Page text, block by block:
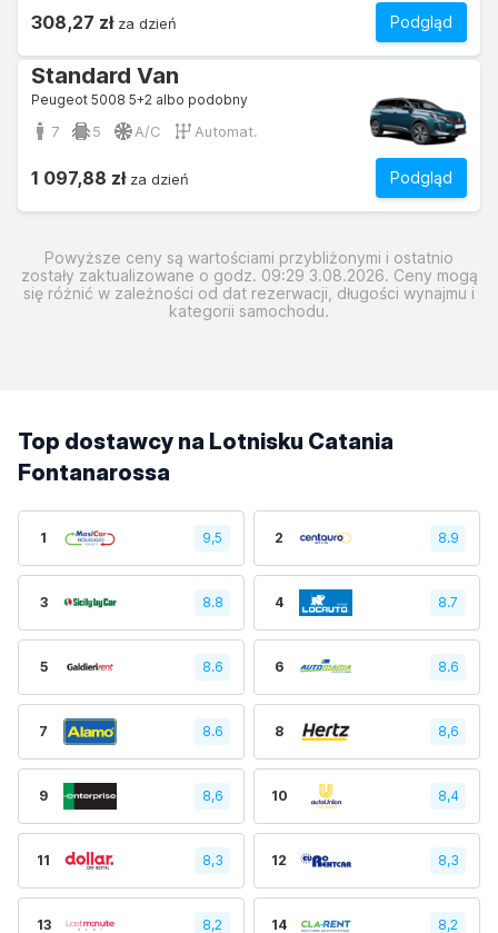
Podgląd
308,27 złza dzień
Standard Van
Peugeot 5008 5+2 albo podobny
7 5 A/C Automat.
Podgląd
1 097,88 złza dzień
Powyższe ceny są wartościami przybliżonymi i ostatnio
zostały zaktualizowane o godz. 09:29 3.08.2026. Ceny mogą
się różnić w zależności od dat rezerwacji, długości wynajmu i
kategorii samochodu.
Top dostawcy na Lotnisku Catania
Fontanarossa
1 9,5 2 8.9
3 8.8 4 8.7
5 8.6 6 8.6
7 8.6 8 8,6
9 8,6 10 8,4
11 8,3 12 8,3
13 8,2 14 8,2